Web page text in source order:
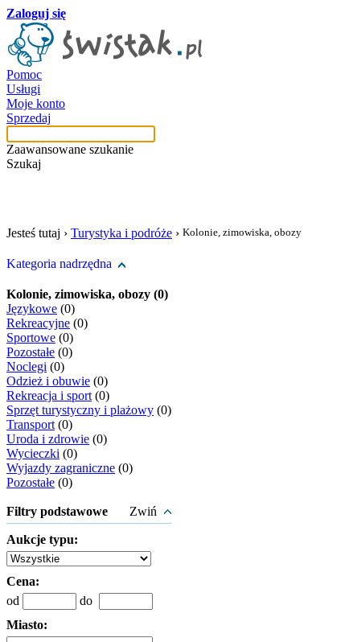
Zaloguj się
Pomoc
Usługi
Moje konto
Sprzedaj
Zaawansowane szukanie
Szukaj
Jesteś tutaj › Turystyka i podróże › Kolonie, zimowiska, obozy
Kategoria nadrzędna
Kolonie, zimowiska, obozy (0)
Językowe (0)
Rekreacyjne (0)
Sportowe (0)
Pozostałe (0)
Noclegi (0)
Odzież i obuwie (0)
Rekreacja i sport (0)
Sprzęt turystyczny i plażowy (0)
Transport (0)
Uroda i zdrowie (0)
Wycieczki (0)
Wyjazdy zagraniczne (0)
Pozostałe (0)
Filtry podstawowe Zwiń
Aukcje typu:
Cena:
od
do
Miasto: